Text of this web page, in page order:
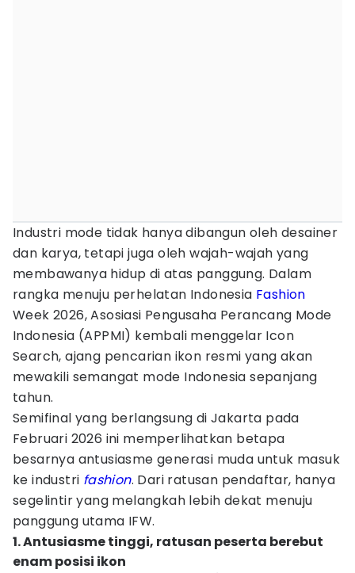
Industri mode tidak hanya dibangun oleh desainer
dan karya, tetapi juga oleh wajah-wajah yang
membawanya hidup di atas panggung. Dalam
rangka menuju perhelatan Indonesia Fashion
Week 2026, Asosiasi Pengusaha Perancang Mode
Indonesia (APPMI) kembali menggelar Icon
Search, ajang pencarian ikon resmi yang akan
mewakili semangat mode Indonesia sepanjang
tahun.
Semifinal yang berlangsung di Jakarta pada
Februari 2026 ini memperlihatkan betapa
besarnya antusiasme generasi muda untuk masuk
ke industri fashion. Dari ratusan pendaftar, hanya
segelintir yang melangkah lebih dekat menuju
panggung utama IFW.
1. Antusiasme tinggi, ratusan peserta berebut
enam posisi ikon